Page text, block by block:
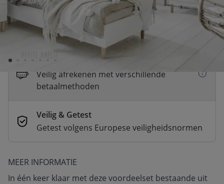
Dit product is tijdelijk uitverkocht
Dit product wordt verwacht vanaf: 01
september 2026
Betaal nu of achteraf
Veilig afrekenen met verschillende
betaalmethoden
Veilig & Getest
Getest volgens Europese veiligheidsnormen
MEER INFORMATIE
In één keer klaar met deze voordeelset bestaande uit